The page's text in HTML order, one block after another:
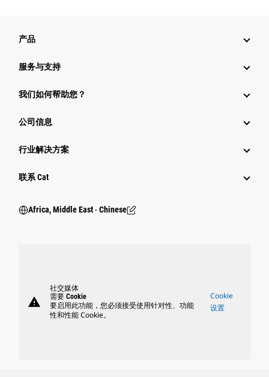
产品
服务与支持
我们如何帮助您？
公司信息
行业解决方案
行业
联系 Cat
Africa, Middle East ‧ Chinese
warning
社交媒体
需要 Cookie
要启用此功能，您必须接受使用针对性、功能
性和性能 Cookie。
Cookie
设置